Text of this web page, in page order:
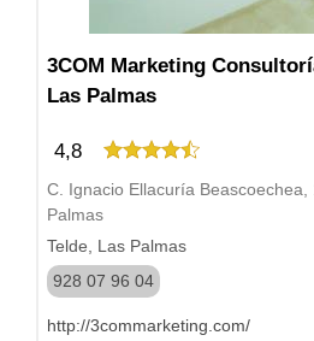
3COM Marketing
Las Palmas
4,8
C. Ignacio Ellacuría
Palmas
Telde, Las Palmas
928 07 96 04
http://3commarketing.com/